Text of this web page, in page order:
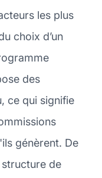
les plus
choix d’un
des
ce qui signifie
génèrent. De
de